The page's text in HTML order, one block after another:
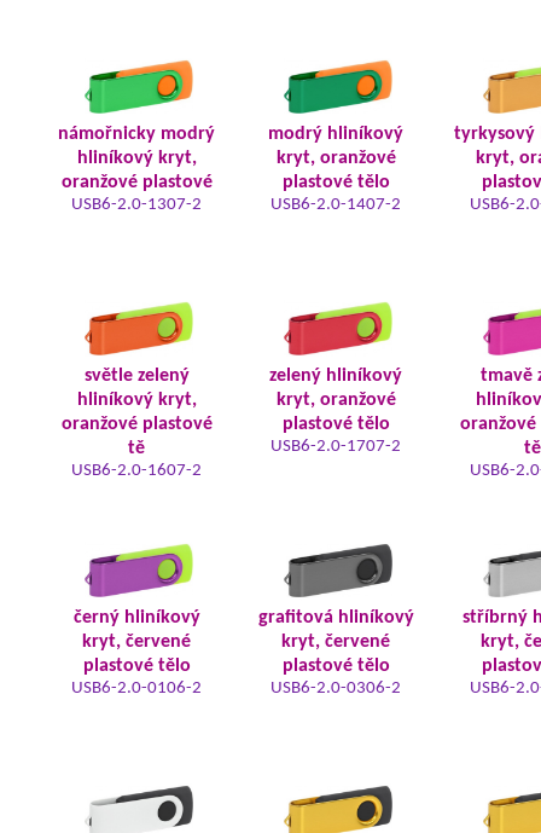
námořnicky modrý
hliníkový kryt,
oranžové plastové
USB6-2.0-1307-2
modrý hliníkový
kryt, oranžové
plastové tělo
USB6-2.0-1407-2
tyrkysový
kryt,
USB6-
světle zelený
hliníkový kryt,
oranžové plastové
tě
USB6-2.0-1607-2
zelený hliníkový
kryt, oranžové
plastové tělo
USB6-2.0-1707-2
tmavě
oranžové
USB6-
černý hliníkový
kryt, červené
plastové tělo
USB6-2.0-0106-2
grafitová hliníkový
kryt, červené
plastové tělo
USB6-2.0-0306-2
stříbrný
kryt,
USB6-